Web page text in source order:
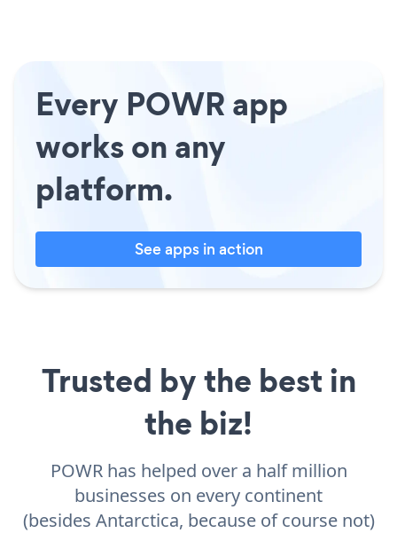
Every POWR app
works on any
platform.
See apps in action
Trusted by the best in
the biz!
POWR has helped over a half million
businesses on every continent
(besides Antarctica, because of course not)